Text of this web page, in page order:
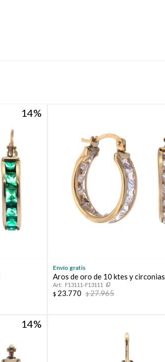
14
Envío gratis
Aros de oro de 10 ktes y circonias
F13111-F13111
$ 23.770 $27.965
14